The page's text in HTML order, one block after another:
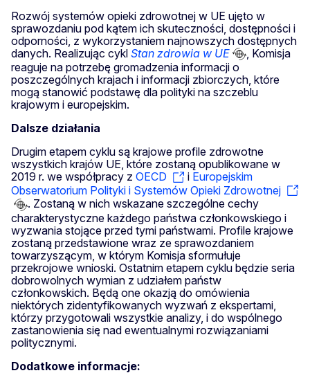
Rozwój systemów opieki zdrowotnej w UE ujęto w
sprawozdaniu pod kątem ich skuteczności, dostępności i
odporności, z wykorzystaniem najnowszych dostępnych
danych. Realizując cykl Stan zdrowia w UE
, Komisja
reaguje na potrzebę gromadzenia informacji o
poszczególnych krajach i informacji zbiorczych, które
mogą stanowić podstawę dla polityki na szczeblu
krajowym i europejskim.
Dalsze działania
Drugim etapem cyklu są krajowe profile zdrowotne
wszystkich krajów UE, które zostaną opublikowane w
2019 r. we współpracy z OECD i Europejskim
Obserwatorium Polityki i Systemów Opieki Zdrowotnej
. Zostaną w nich wskazane szczególne cechy
charakterystyczne każdego państwa członkowskiego i
wyzwania stojące przed tymi państwami. Profile krajowe
zostaną przedstawione wraz ze sprawozdaniem
towarzyszącym, w którym Komisja sformułuje
przekrojowe wnioski. Ostatnim etapem cyklu będzie seria
dobrowolnych wymian z udziałem państw
członkowskich. Będą one okazją do omówienia
niektórych zidentyfikowanych wyzwań z ekspertami,
którzy przygotowali wszystkie analizy, i do wspólnego
zastanowienia się nad ewentualnymi rozwiązaniami
politycznymi.
Dodatkowe informacje: